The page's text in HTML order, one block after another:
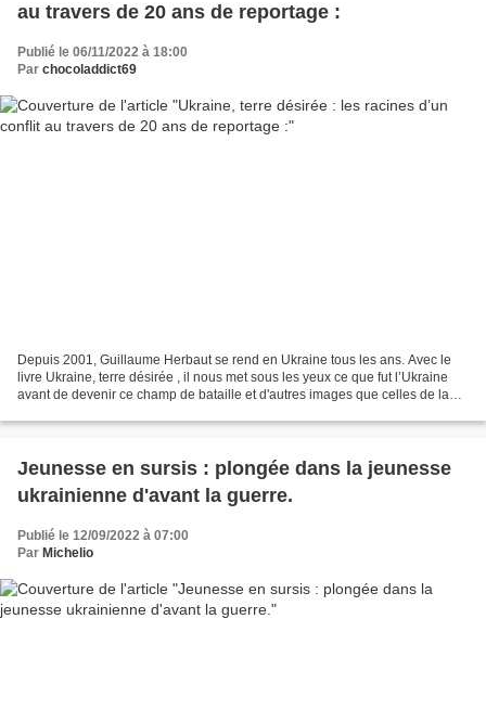
au travers de 20 ans de reportage :
Publié le 06/11/2022 à 18:00
Par chocoladdict69
Depuis 2001, Guillaume Herbaut se rend en Ukraine tous les ans. Avec le
livre Ukraine, terre désirée , il nous met sous les yeux ce que fut l’Ukraine
avant de devenir ce champ de bataille et d'autres images que celles de la
Jeunesse en sursis : plongée dans la jeunesse
ukrainienne d'avant la guerre.
Publié le 12/09/2022 à 07:00
Par Michelio